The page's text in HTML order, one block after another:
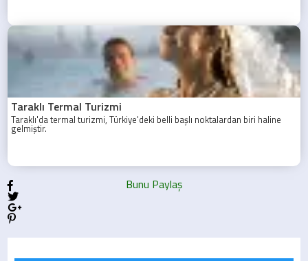
Taraklı Termal Turizmi
Taraklı'da termal turizmi, Türkiye'deki belli başlı noktalardan biri haline
gelmiştir.